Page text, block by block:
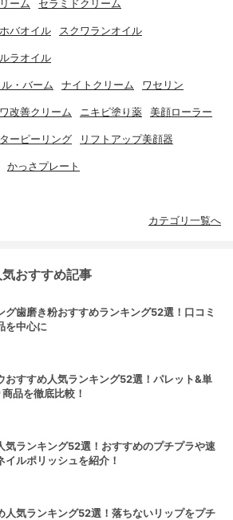
ーム セラミドクリーム
バオイル スクワランオイル
ラオイル
・バーム ナイトクリーム ワセリン
改善クリーム ニキビ塗り薬 美顔ローラー
ーピーリング リフトアップ美顔器
かっさプレート
カテゴリ一覧へ
おすすめ記事
グ歯磨き粉おすすめランキング52選！口コミ
を中心に
おすすめ人気ランキング52選！パレット&単
品を徹底比較！
気ランキング52選！おすすめのプチプラや速
イルポリッシュを紹介！
人気ランキング52選！落ちないリップをプチ